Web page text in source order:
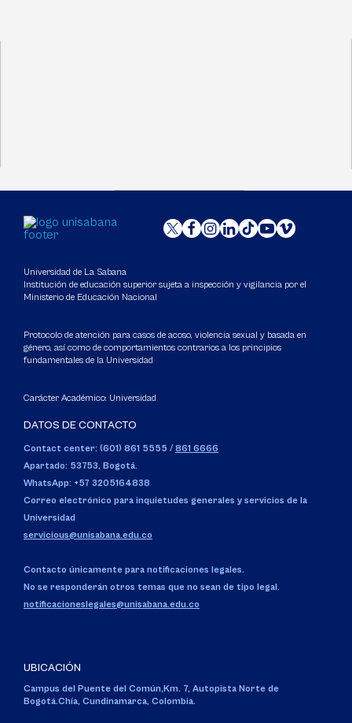
Universidad de La Sabana
Institución de educación superior sujeta a inspección y vigilancia por el
Ministerio de Educación Nacional
Protocolo de atención para casos de acoso, violencia sexual y basada en
género, así como de comportamientos contrarios a los principios
fundamentales de la Universidad
Carácter Académico: Universidad
DATOS DE CONTACTO
Contact center: (601) 861 5555 / 861 6666
Apartado: 53753, Bogotá.
WhatsApp: +57 3205164838
Correo electrónico para inquietudes generales y servicios de la
Universidad
servicious@unisabana.edu.co
Contacto únicamente para notificaciones legales.
No se responderán otros temas que no sean de tipo legal.
notificacioneslegales@unisabana.edu.co
UBICACIÓN
Campus del Puente del Común,Km. 7, Autopista Norte de
Bogotá.Chía, Cundinamarca, Colombia.